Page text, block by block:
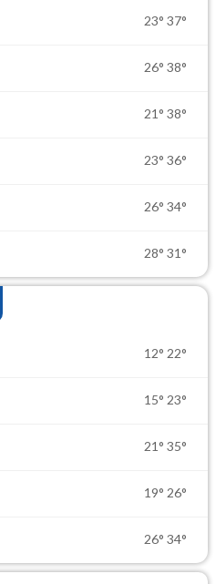
23° 37°
26° 38°
21° 38°
23° 36°
26° 34°
28° 31°
12° 22°
15° 23°
21° 35°
19° 26°
26° 34°